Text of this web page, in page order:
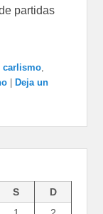
partidas
carlismo,
Deja un
S
D